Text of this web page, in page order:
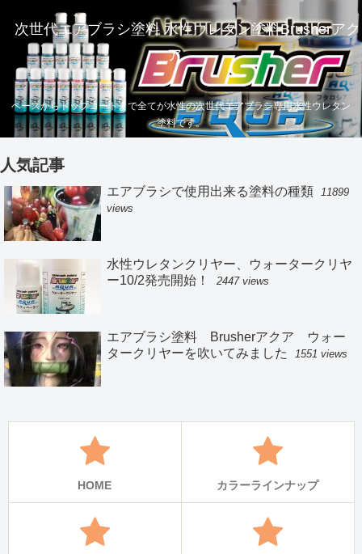
次世代エアブラシ塗料 水性ウレタン塗料Brusherアク
ア
ベースからトップコートまで全てが水性の次世代エアブラシ専用水性ウレタン
塗料です。
人気記事
エアブラシで使用出来る塗料の種類 11899
views
水性ウレタンクリヤー、ウォータークリヤ
ー10/2発売開始！
2447 views
エアブラシ塗料 Brusherアクア ウォー
タークリヤーを吹いてみました
1551 views
HOME カラーラインナップ